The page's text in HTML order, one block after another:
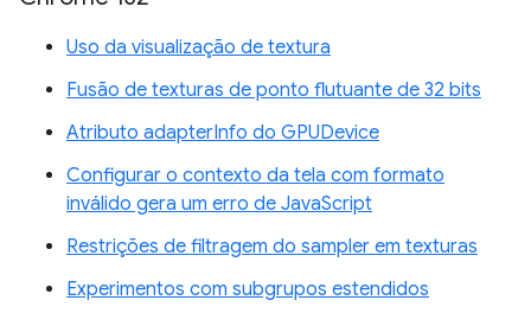
Uso da visualização de textura
Fusão de texturas de ponto flutuante de 32 bits
Atributo adapterInfo do GPUDevice
Configurar o contexto da tela com formato
inválido gera um erro de JavaScript
Restrições de filtragem do sampler em texturas
Experimentos com subgrupos estendidos